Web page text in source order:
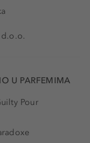
U PARFEMIMA
Pour